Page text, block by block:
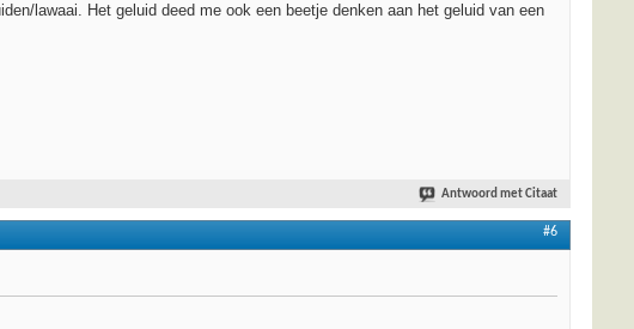
lawaai. Het geluid deed me ook een beetje denken aan het geluid van een
Antwoord met Citaat
#6